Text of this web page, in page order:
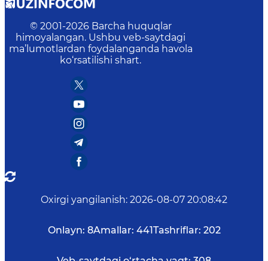
© 2001-2026 Barcha huquqlar
himoyalangan. Ushbu veb-saytdagi
ma’lumotlardan foydalanganda havola
ko‘rsatilishi shart.
Oxirgi yangilanish: 2026-08-07 20:08:42
Onlayn: 8Amallar: 441Tashriflar: 202